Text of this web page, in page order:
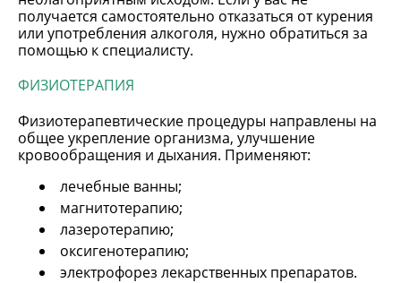
получается самостоятельно отказаться от курения
или употребления алкоголя, нужно обратиться за
помощью к специалисту.
ФИЗИОТЕРАПИЯ
Физиотерапевтические процедуры направлены на
общее укрепление организма, улучшение
кровообращения и дыхания. Применяют:
лечебные ванны;
магнитотерапию;
лазеротерапию;
оксигенотерапию;
электрофорез лекарственных препаратов.